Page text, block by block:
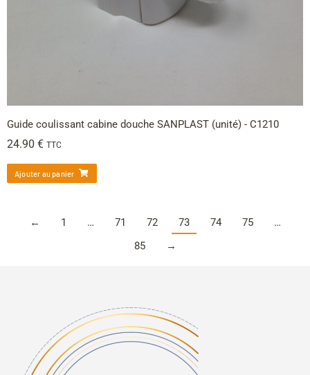
Guide coulissant cabine douche SANPLAST (unité) - C1210
24.90 € TTC
Ajouter au panier
← 1 … 71 72 73 74 75
…
85
→